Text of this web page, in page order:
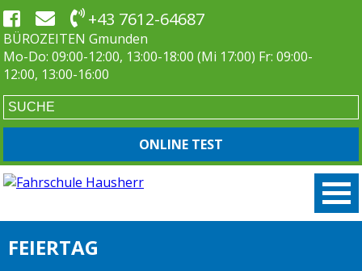
+43 7612-64687
BÜROZEITEN Gmunden
Mo-Do: 09:00-12:00, 13:00-18:00 (Mi 17:00) Fr: 09:00-
12:00, 13:00-16:00
ONLINE TEST
FEIERTAG